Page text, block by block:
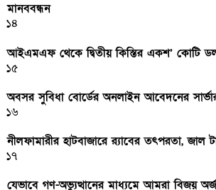
মানববন্ধন
১৪
আইএমএফ থেকে দ্বিতীয় কিস্তির একশ’ কোটি
১৫
অবসর সুবিধা বোর্ডের অনলাইন আবেদনের
১৬
নীলফামারীর হাটবাজারে র‌্যাবের তৎপরতা, জাল
১৭
যেভাবে গণ-অভ্যুত্থানের মাধ্যমে আমরা বিজয়